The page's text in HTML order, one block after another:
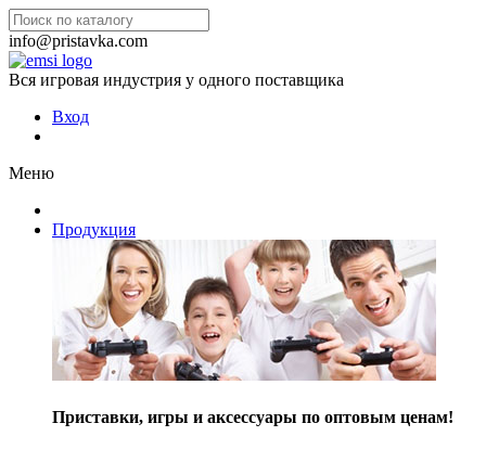
info@pristavka.com
Вся игровая индустрия у одного поставщика
Вход
Меню
Продукция
Приставки, игры и аксессуары по оптовым ценам!